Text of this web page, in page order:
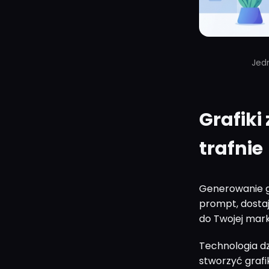
Grafiki
trafnie
Generowanie
prompt,
do Twojej
Technologia
stworzyć